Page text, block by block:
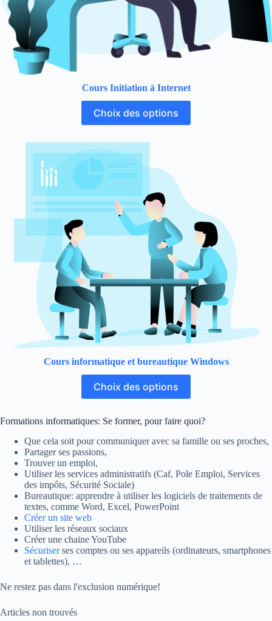
Cours Initiation à Internet
Choix des options
Cours informatique et bureautique Windows
Choix des options
Formations informatiques: Se former, pour faire quoi?
Que cela soit pour communiquer avec sa famille ou ses proches,
Partager ses passions,
Trouver un emploi,
Utiliser les services administratifs (Caf, Pole Emploi, Services
des impôts, Sécurité Sociale)
Bureautique: apprendre à utiliser les logiciels de traitements de
textes, comme Word, Excel, PowerPoint
Créer un site web
Utiliser les réseaux sociaux
Créer une chaine YouTube
Sécuriserses comptes ou ses appareils (ordinateurs, smartphones
et tablettes), …
Ne restez pas dans l'exclusion numérique!
Articles non trouvés